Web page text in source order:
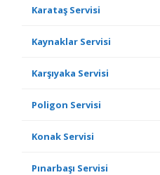
Karataş Servisi
Kaynaklar Servisi
Karşıyaka Servisi
Poligon Servisi
Konak Servisi
Pınarbaşı Servisi